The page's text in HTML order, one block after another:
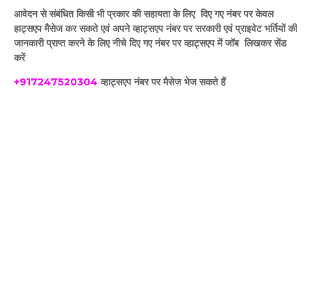
आवेदन से संबंधित किसी भी प्रकार की सहायता के लिए दिए गए नंबर पर केवल
हाट्सएप मैसेज कर सकते एवं अपने व्हाट्सएप नंबर पर सरकारी एवं प्राइवेट भर्तियों की
जानकारी प्राप्त करने के लिए नीचे दिए गए नंबर पर व्हाट्सएप में जॉब लिखकर सेंड
करें
+917247520304 व्हाट्सएप नंबर पर मैसेज भेज सकते हैं